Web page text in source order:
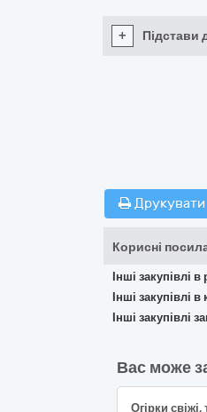
+ Підстави
Друкувати
Корисні
Інші закупівлі
Інші закупівлі
Інші
Вас може